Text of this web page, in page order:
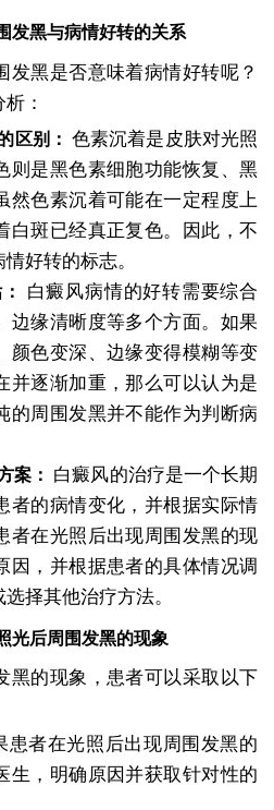
发黑与病情好转的关系
发黑是否意味着病情好转呢？
：
区别： 色素沉着是皮肤对光照
则是黑色素细胞功能恢复、黑
然色素沉着可能在一定程度上
白斑已经真正复色。因此，不
好转的标志。
白癜风病情的好转需要综合
边缘清晰度等多个方面。如果
颜色变深、边缘变得模糊等变
并逐渐加重，那么可以认为是
的周围发黑并不能作为判断病
案：
白癜风的治疗是一个长期
者的病情变化，并根据实际情
者在光照后出现周围发黑的现
因，并根据患者的具体情况调
择其他治疗方法。
光后周围发黑的现象
黑的现象，患者可以采取以下
患者在光照后出现周围发黑的
生，明确原因并获取针对性的